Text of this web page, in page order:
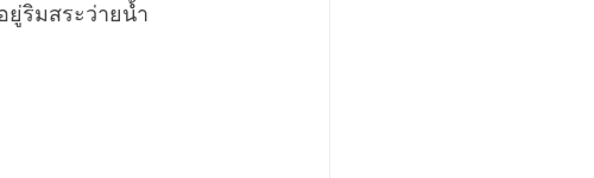
ยู่ริมสระว่ายน้ำ